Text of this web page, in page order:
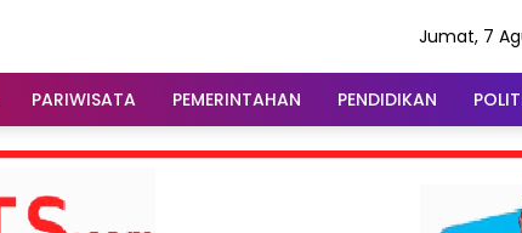
Jumat, 7
PARIWISATA PEMERINTAHAN PENDIDIKAN